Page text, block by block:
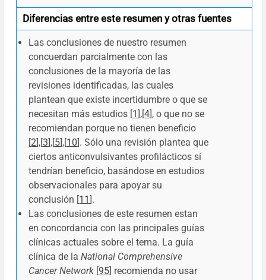
Diferencias entre este resumen y otras fuentes
Las conclusiones de nuestro resumen
concuerdan parcialmente con las
conclusiones de la mayoría de las
revisiones identificadas, las cuales
plantean que existe incertidumbre o que se
necesitan más estudios [1],[4], o que no se
recomiendan porque no tienen beneficio
[2] ,[3],[5],[10]. Sólo una revisión plantea que
ciertos anticonvulsivantes profilácticos sí
tendrían beneficio, basándose en estudios
observacionales para apoyar su
conclusión [11].
Las conclusiones de este resumen estan
en concordancia con las principales guías
clínicas actuales sobre el tema. La guía
clínica de laNational Comprehensive
Cancer Network [95] recomienda no usar